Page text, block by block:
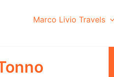
Marco Livio Travels